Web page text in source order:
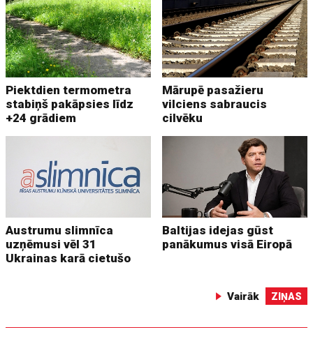
Piektdien termometra
stabiņš pakāpsies līdz
+24 grādiem
Mārupē pasažieru
vilciens sabraucis
cilvēku
Austrumu slimnīca
uzņēmusi vēl 31
Ukrainas karā cietušo
Baltijas idejas gūst
panākumus visā Eiropā
Vairāk ZIŅAS